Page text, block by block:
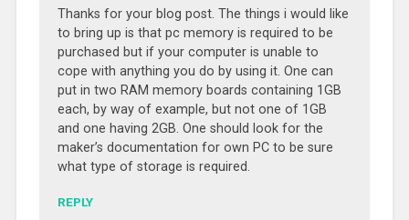
Thanks for your blog post. The things i would like
to bring up is that pc memory is required to be
purchased but if your computer is unable to
cope with anything you do by using it. One can
put in two RAM memory boards containing 1GB
each, by way of example, but not one of 1GB
and one having 2GB. One should look for the
maker’s documentation for own PC to be sure
what type of storage is required.
REPLY